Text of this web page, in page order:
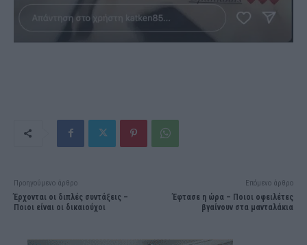
Προηγούμενο άρθρο
Έρχονται οι διπλές συντάξεις –
Ποιοι είναι οι δικαιούχοι
Επόμενο άρθρο
Έφτασε η ώρα – Ποιοι οφειλέτες
βγαίνουν στα μανταλάκια